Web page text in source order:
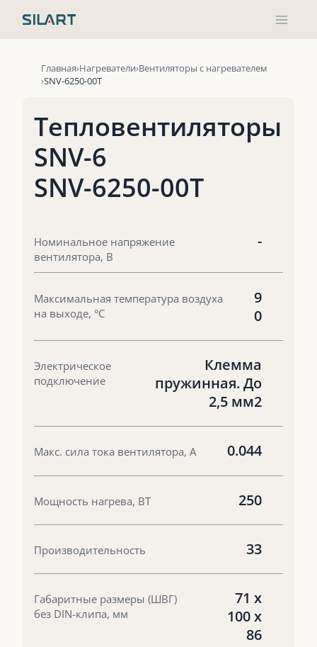
Главная Нагреватели Вентиляторы с нагревателем
SNV-6250-00T
Тепловентиляторы
SNV-6
SNV-6250-00T
Номинальное напряжение
вентилятора, В
-
Максимальная температура воздуха
на выходе, °С
9
0
Электрическое
подключение
Клемма
пружинная. До
2,5 мм2
Макс. сила тока вентилятора, А 0.044
Мощность нагрева, ВТ 250
Производительность 33
Габаритные размеры (ШВГ)
без DIN-клипа, мм
71 х
100 х
86